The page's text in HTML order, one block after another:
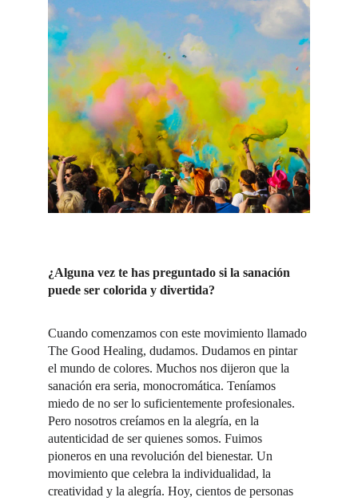
¿Alguna vez te has preguntado si la sanación
puede ser colorida y divertida?
Cuando comenzamos con este movimiento llamado
The Good Healing, dudamos. Dudamos en pintar
el mundo de colores. Muchos nos dijeron que la
sanación era seria, monocromática. Teníamos
miedo de no ser lo suficientemente profesionales.
Pero nosotros creíamos en la alegría, en la
autenticidad de ser quienes somos. Fuimos
pioneros en una revolución del bienestar. Un
movimiento que celebra la individualidad, la
creatividad y la alegría. Hoy, cientos de personas